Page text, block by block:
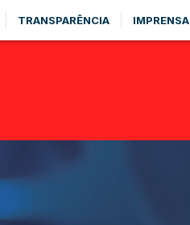
TRANSPARÊNCIA IMPRENSA